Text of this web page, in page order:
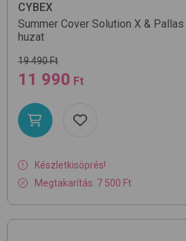
CYBEX
Summer Cover Solution X & Pallas
huzat
19 490 Ft
11 990 Ft
Készletkisöprés!
Megtakarítás: 7 500 Ft